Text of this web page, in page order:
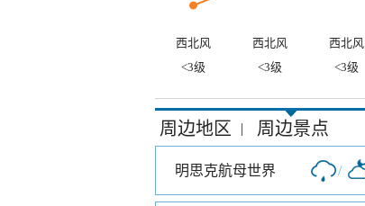
西北风 西北风 西北风
<3级
<3级 <3级
周边地区 | 周边景点
明思克航母世界 /